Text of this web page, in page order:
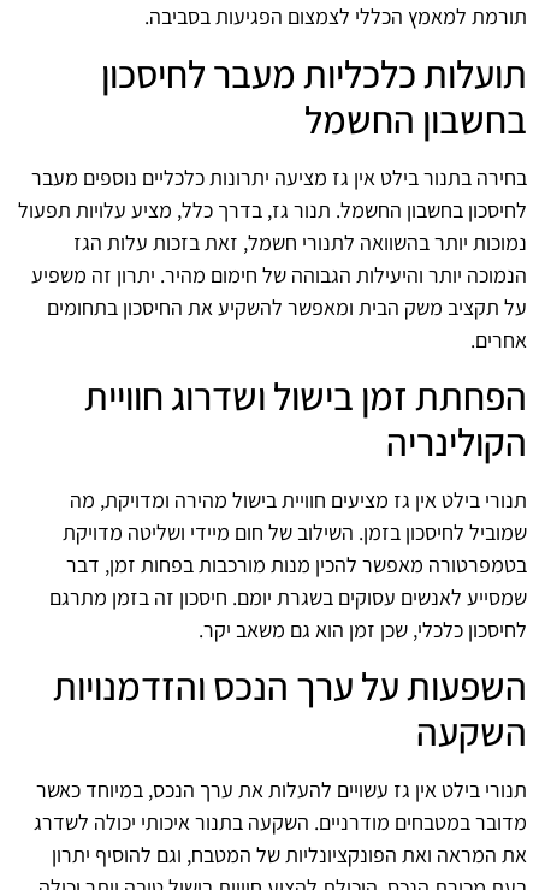
תורמת למאמץ הכללי לצמצום הפגיעות בסביבה.
תועלות כלכליות מעבר לחיסכון
בחשבון החשמל
בחירה בתנור בילט אין גז מציעה יתרונות כלכליים נוספים מעבר
לחיסכון בחשבון החשמל. תנור גז, בדרך כלל, מציע עלויות תפעול
נמוכות יותר בהשוואה לתנורי חשמל, זאת בזכות עלות הגז
הנמוכה יותר והיעילות הגבוהה של חימום מהיר. יתרון זה משפיע
על תקציב משק הבית ומאפשר להשקיע את החיסכון בתחומים
אחרים.
הפחתת זמן בישול ושדרוג חוויית
הקולינריה
תנורי בילט אין גז מציעים חוויית בישול מהירה ומדויקת, מה
שמוביל לחיסכון בזמן. השילוב של חום מיידי ושליטה מדויקת
בטמפרטורה מאפשר להכין מנות מורכבות בפחות זמן, דבר
שמסייע לאנשים עסוקים בשגרת יומם. חיסכון זה בזמן מתרגם
לחיסכון כלכלי, שכן זמן הוא גם משאב יקר.
השפעות על ערך הנכס והזדמנויות
השקעה
תנורי בילט אין גז עשויים להעלות את ערך הנכס, במיוחד כאשר
מדובר במטבחים מודרניים. השקעה בתנור איכותי יכולה לשדרג
את המראה ואת הפונקציונליות של המטבח, וגם להוסיף יתרון